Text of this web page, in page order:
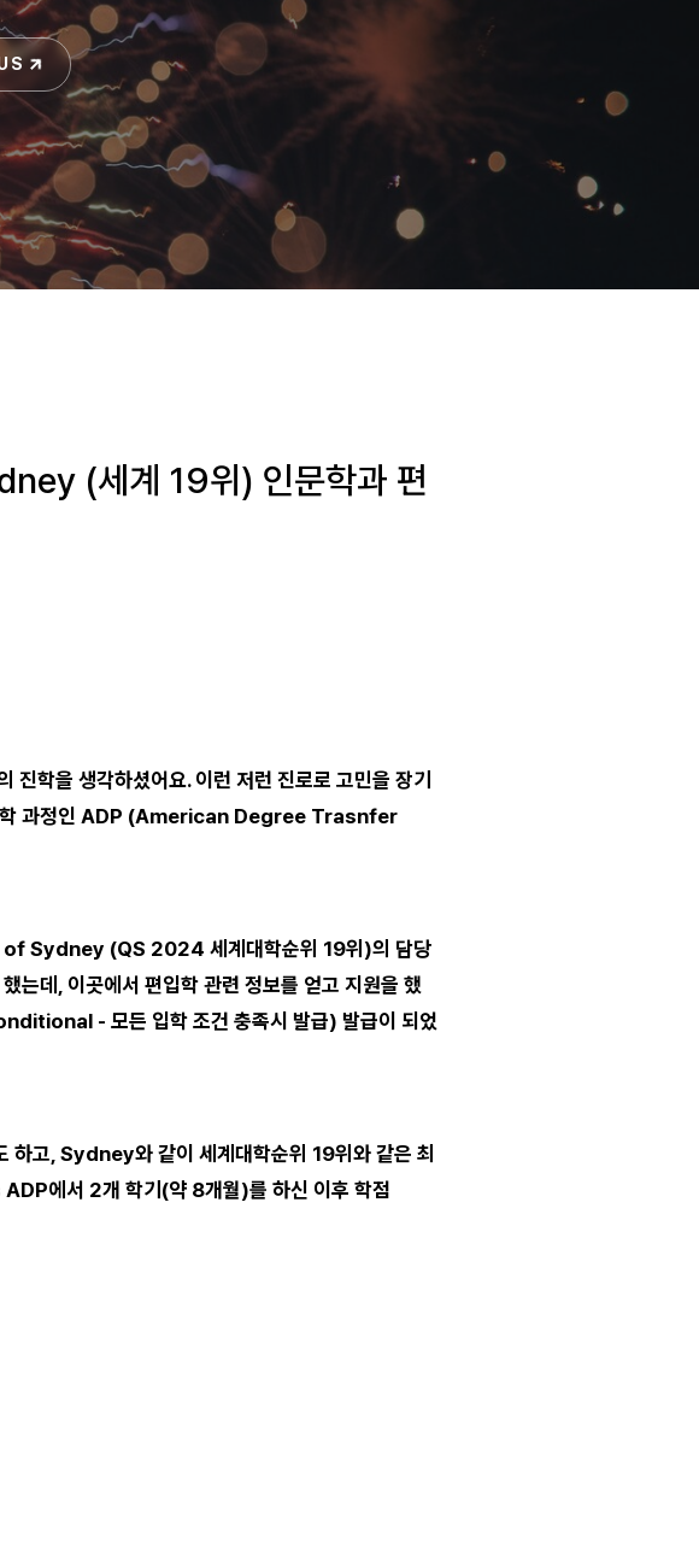
(세계 19위) 인문학과 편
학을 생각하셨어요. 이런 저런 진로로 고민을 장기
학 과정인 ADP (American Degree Trasnfer
of Sydney (QS 2024 세계대학순위 19위)의 담당
데, 이곳에서 편입학 관련 정보를 얻고 지원을 했
- 모든 입학 조건 충족시 발급) 발급이 되었
고, Sydney와 같이 세계대학순위 19위와 같은 최
에서 2개 학기(약 8개월)를 하신 이후 학점